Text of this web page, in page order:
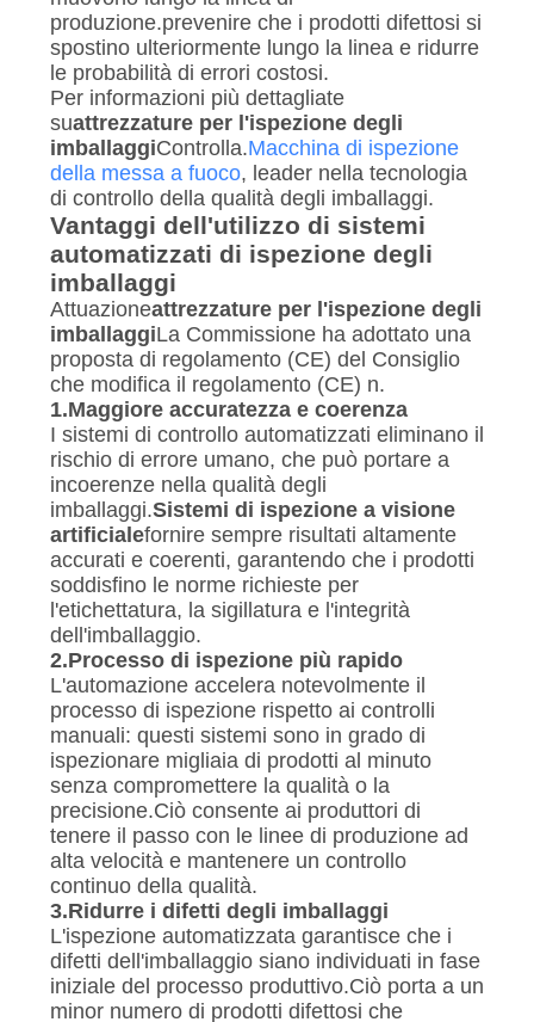
produzione.prevenire che i prodotti difettosi si
spostino ulteriormente lungo la linea e ridurre
le probabilità di errori costosi.
Per informazioni più dettagliate
suattrezzature per l'ispezione degli
imballaggiControlla.Macchina di ispezione
della messa a fuoco, leader nella tecnologia
di controllo della qualità degli imballaggi.
Vantaggi dell'utilizzo di sistemi
automatizzati di ispezione degli
imballaggi
Attuazioneattrezzature per l'ispezione degli
imballaggiLa Commissione ha adottato una
proposta di regolamento (CE) del Consiglio
che modifica il regolamento (CE) n.
1.Maggiore accuratezza e coerenza
I sistemi di controllo automatizzati eliminano il
rischio di errore umano, che può portare a
incoerenze nella qualità degli
imballaggi.Sistemi di ispezione a visione
artificialefornire sempre risultati altamente
accurati e coerenti, garantendo che i prodotti
soddisfino le norme richieste per
l'etichettatura, la sigillatura e l'integrità
dell'imballaggio.
2.Processo di ispezione più rapido
L'automazione accelera notevolmente il
processo di ispezione rispetto ai controlli
manuali: questi sistemi sono in grado di
ispezionare migliaia di prodotti al minuto
senza compromettere la qualità o la
precisione.Ciò consente ai produttori di
tenere il passo con le linee di produzione ad
alta velocità e mantenere un controllo
continuo della qualità.
3.Ridurre i difetti degli imballaggi
L'ispezione automatizzata garantisce che i
difetti dell'imballaggio siano individuati in fase
iniziale del processo produttivo.Ciò porta a un
minor numero di prodotti difettosi che